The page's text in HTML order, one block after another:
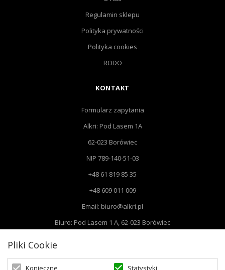
Regulamin sklepu
Polityka prywatności
Polityka cookies
RODO
KONTAKT
Formularz zapytania
Alkri: Pod Lasem 1A
62-023 Borówiec
NIP 789-140-51-03
+48 61 819 85 35
+48 609 011 009
Email: biuro@alkri.pl
Biuro: Pod Lasem 1 A, 62-023 Borówiec
Pliki Cookie
Konieczne Statystyki